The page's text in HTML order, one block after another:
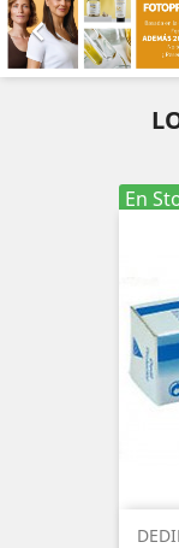

En